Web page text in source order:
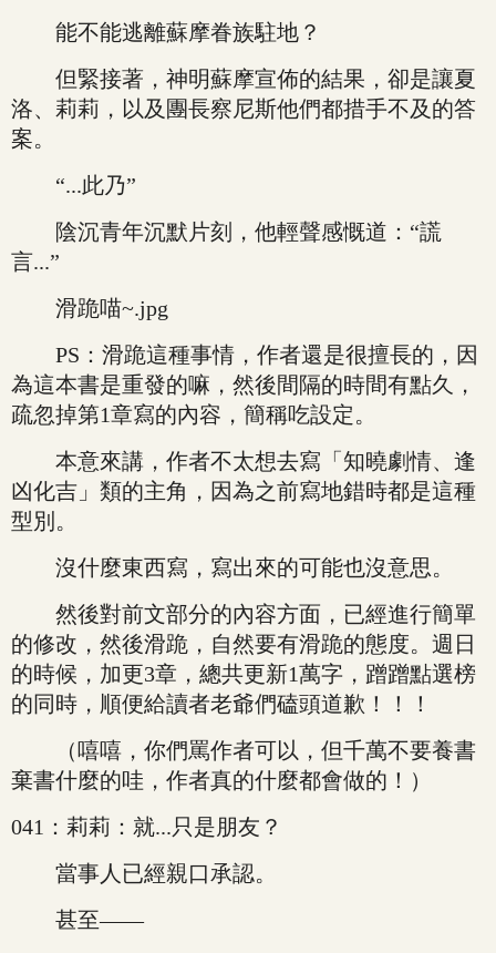
能不能逃離蘇摩眷族駐地？
但緊接著，神明蘇摩宣佈的結果，卻是讓夏
洛、莉莉，以及團長察尼斯他們都措手不及的答
案。
“...此乃”
陰沉青年沉默片刻，他輕聲感慨道：“謊
言...”
滑跪喵~.jpg
PS：滑跪這種事情，作者還是很擅長的，因
為這本書是重發的嘛，然後間隔的時間有點久，
疏忽掉第1章寫的內容，簡稱吃設定。
本意來講，作者不太想去寫「知曉劇情、逢
凶化吉」類的主角，因為之前寫地錯時都是這種
型別。
沒什麼東西寫，寫出來的可能也沒意思。
然後對前文部分的內容方面，已經進行簡單
的修改，然後滑跪，自然要有滑跪的態度。週日
的時候，加更3章，總共更新1萬字，蹭蹭點選榜
的同時，順便給讀者老爺們磕頭道歉！！！
（嘻嘻，你們罵作者可以，但千萬不要養書
棄書什麼的哇，作者真的什麼都會做的！）
041：莉莉：就...只是朋友？
當事人已經親口承認。
甚至——